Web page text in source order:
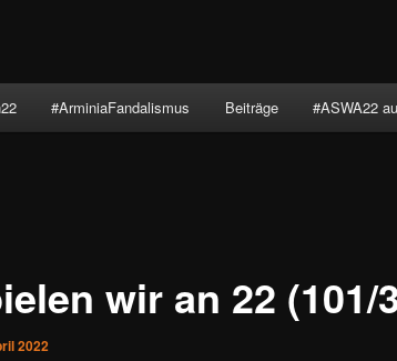
#ArminiaFandalismus Beiträge #ASWA22
wir an 22 (101/
2022